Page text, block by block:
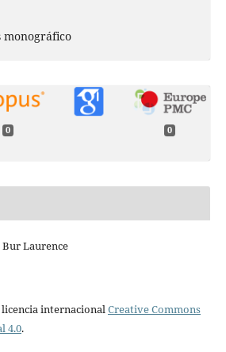
monográfico
Bur Laurence
internacionalCreative Commons
4.0.
0 0